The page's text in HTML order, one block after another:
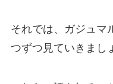
それでは、ガジュマ
つずつ見ていきまし